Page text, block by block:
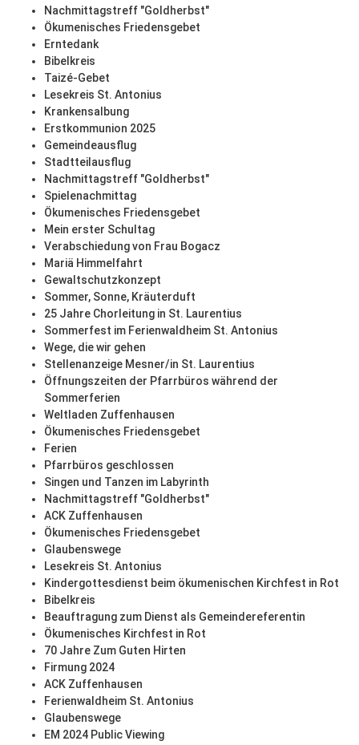
Nachmittagstreff "Goldherbst"
Ökumenisches Friedensgebet
Erntedank
Bibelkreis
Taizé-Gebet
Lesekreis St. Antonius
Krankensalbung
Erstkommunion 2025
Gemeindeausflug
Stadtteilausflug
Nachmittagstreff "Goldherbst"
Spielenachmittag
Ökumenisches Friedensgebet
Mein erster Schultag
Verabschiedung von Frau Bogacz
Mariä Himmelfahrt
Gewaltschutzkonzept
Sommer, Sonne, Kräuterduft
25 Jahre Chorleitung in St. Laurentius
Sommerfest im Ferienwaldheim St. Antonius
Wege, die wir gehen
Stellenanzeige Mesner/in St. Laurentius
Öffnungszeiten der Pfarrbüros während der
Sommerferien
Weltladen Zuffenhausen
Ökumenisches Friedensgebet
Ferien
Pfarrbüros geschlossen
Singen und Tanzen im Labyrinth
Nachmittagstreff "Goldherbst"
ACK Zuffenhausen
Ökumenisches Friedensgebet
Glaubenswege
Lesekreis St. Antonius
Kindergottesdienst beim ökumenischen Kirchfest in Rot
Bibelkreis
Beauftragung zum Dienst als Gemeindereferentin
Ökumenisches Kirchfest in Rot
70 Jahre Zum Guten Hirten
Firmung 2024
ACK Zuffenhausen
Ferienwaldheim St. Antonius
Glaubenswege
EM 2024 Public Viewing